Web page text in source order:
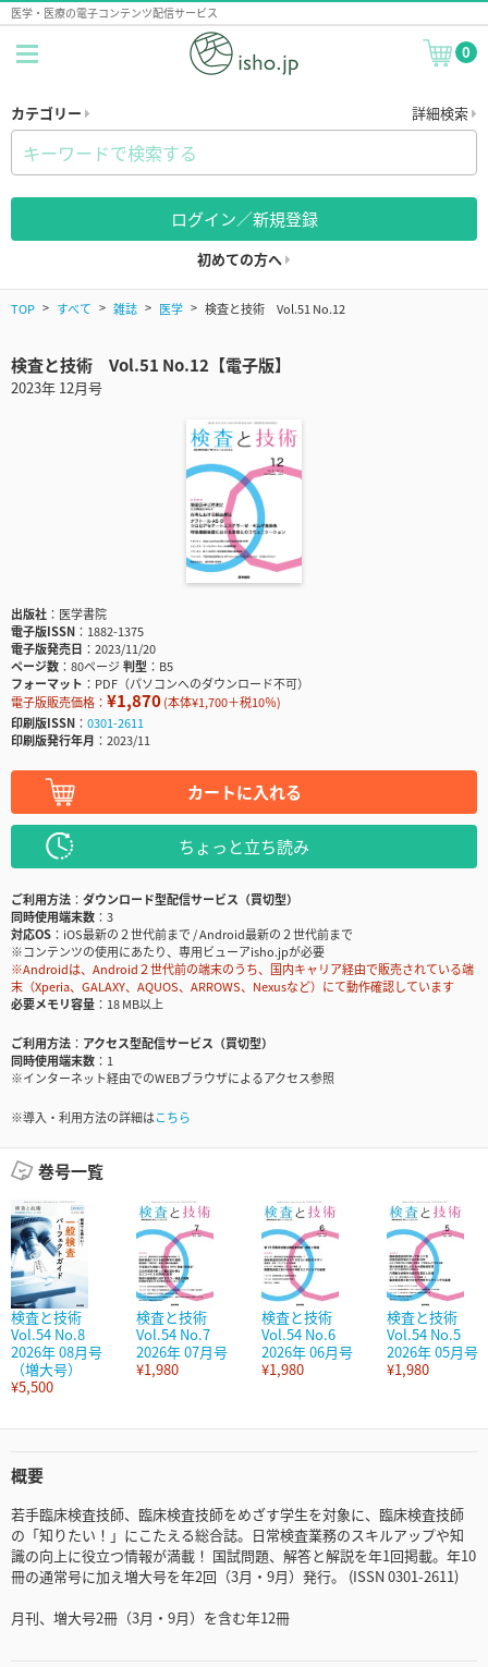
医学・医療の電子コンテンツ配信サービス
0
カテゴリー 詳細検索
ログイン／新規登録
初めての方へ
TOP すべて 雑誌 医学 検査と技術 Vol.51 No.12
検査と技術 Vol.51 No.12【電子版】
2023年 12月号
出版社
医学書院
電子版ISSN
1882-1375
電子版発売日
2023/11/20
ページ数
80ページ判型
B5
フォーマット
PDF（パソコンへのダウンロード不可）
電子版販売価格： ¥1,870(本体¥1,700＋税10％)
印刷版ISSN
0301-2611
印刷版発行年月
2023/11
カートに入れる
ちょっと立ち読み
ご利用方法
ダウンロード型配信サービス（買切型）
同時使用端末数
3
対応OS
iOS最新の２世代前まで / Android最新の２世代前まで
※コンテンツの使用にあたり、専用ビューアisho.jpが必要
※Androidは、Android２世代前の端末のうち、国内キャリア経由で販売されている端
末（Xperia、GALAXY、AQUOS、ARROWS、Nexusなど）にて動作確認しています
必要メモリ容量
18 MB以上
ご利用方法
アクセス型配信サービス（買切型）
同時使用端末数
1
※インターネット経由でのWEBブラウザによるアクセス参照
※導入・利用方法の詳細はこちら
巻号一覧
検査と技術
Vol.54 No.8
2026年 08月号
（増大号）
¥5,500
検査と技術
Vol.54 No.7
2026年 07月号
¥1,980
検査と技術
Vol.54 No.6
2026年 06月号
¥1,980
検査と技術
Vol.54 No.5
2026年 05月号
¥1,980
概要
若手臨床検査技師、臨床検査技師をめざす学生を対象に、臨床検査技師
の「知りたい！」にこたえる総合誌。日常検査業務のスキルアップや知
識の向上に役立つ情報が満載！ 国試問題、解答と解説を年1回掲載。年10
冊の通常号に加え増大号を年2回（3月・9月）発行。 (ISSN 0301-2611)
月刊、増大号2冊（3月・9月）を含む年12冊